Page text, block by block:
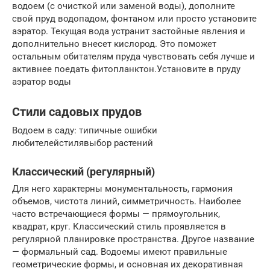
водоем (с очисткой или заменой воды), дополните
свой пруд водопадом, фонтаном или просто установите
аэратор. Текущая вода устранит застойные явления и
дополнительно внесет кислород. Это поможет
остальным обитателям пруда чувствовать себя лучше и
активнее поедать фитопланктон.Установите в пруду
аэратор воды
Стили садовых прудов
Водоем в саду: типичные ошибки
любителейстилявыбор растений
Классический (регулярный)
Для него характерны монументальность, гармония
объемов, чистота линий, симметричность. Наиболее
часто встречающиеся формы — прямоугольник,
квадрат, круг. Классический стиль проявляется в
регулярной планировке пространства. Другое название
— формальный сад. Водоемы имеют правильные
геометрические формы, и основная их декоративная